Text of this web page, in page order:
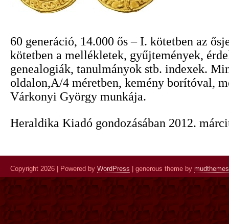
60 generáció, 14.000 ős – I. kötetben az
kötetben a mellékletek, gyűjtemények,
genealogiák, tanulmányok stb. indexek.
oldalon,A/4 méretben, kemény borítóval,
Várkonyi György munkája.
Heraldika Kiadó gondozásában 2012.
Copyright 2026 | Powered by WordPress | generous theme by mudthemes